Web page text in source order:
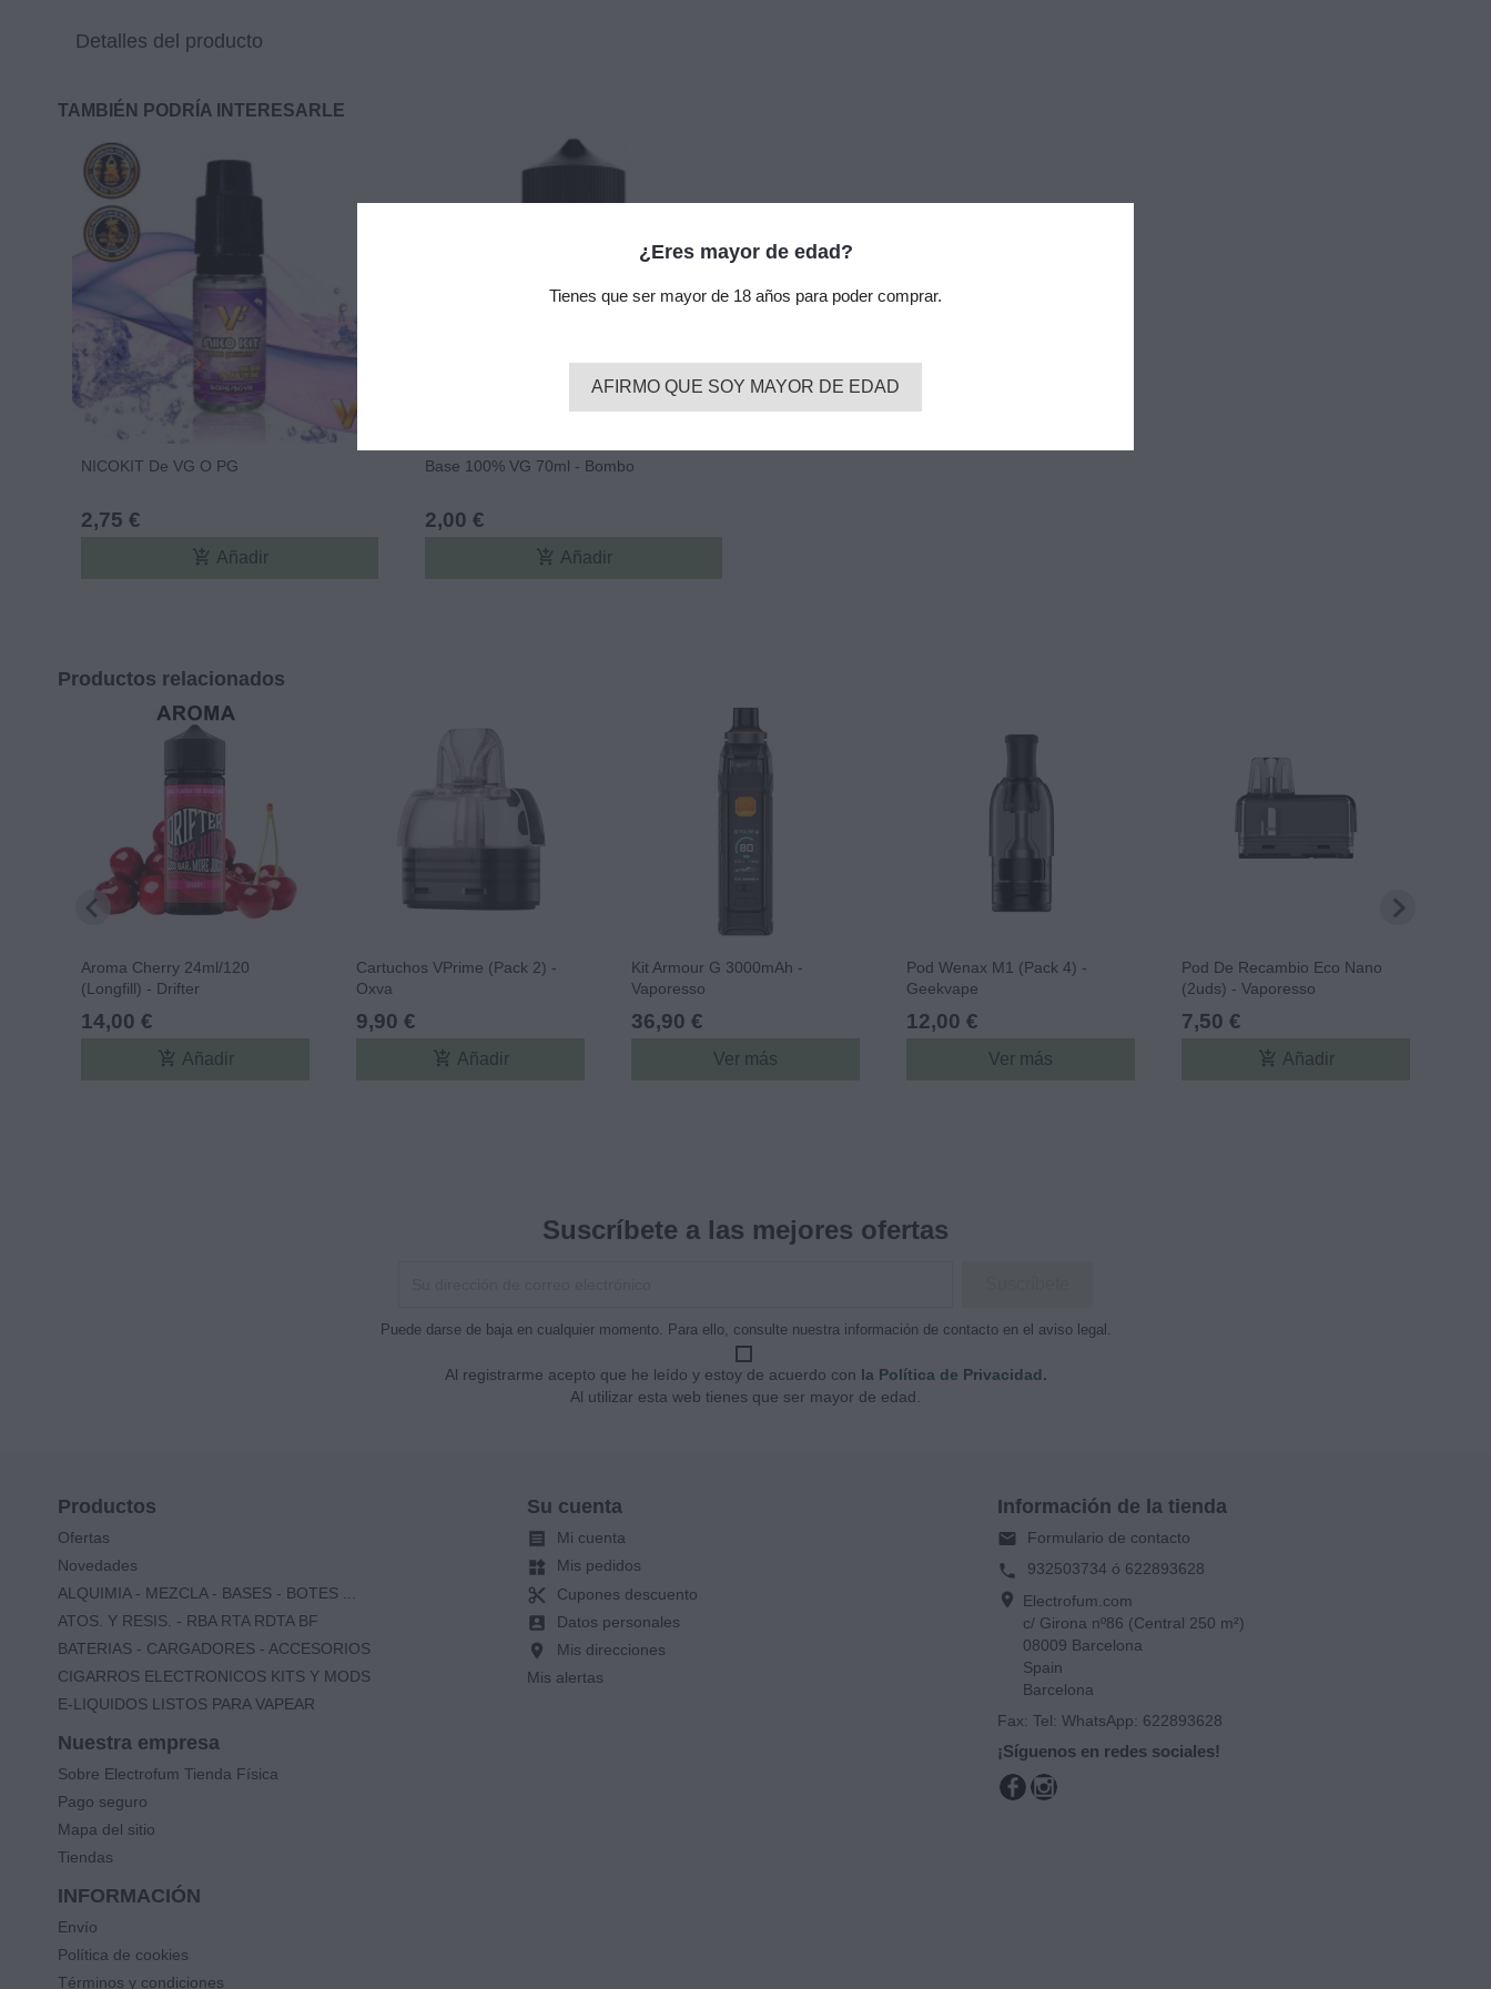
Detalles del producto
TAMBIÉN PODRÍA INTERESARLE
NICOKIT De VG O PG
2,75 €
add_shopping_cart Añadir
Base 100% VG 70ml - Bombo
2,00 €
add_shopping_cart Añadir
Productos relacionados
Aroma Cherry 24ml/120
(Longfill) - Drifter
14,00 €
add_shopping_cart Añadir
Cartuchos VPrime (Pack 2) -
Oxva
9,90 €
add_shopping_cart Añadir
Kit Armour G 3000mAh -
Vaporesso
36,90 €
Ver más
Pod Wenax M1 (Pack 4) -
Geekvape
12,00 €
Ver más
Pod De Recambio Eco Nano
(2uds) - Vaporesso
7,50 €
add_shopping_cart Añadir
Suscríbete a las mejores ofertas
Puede darse de baja en cualquier momento. Para ello, consulte nuestra información de contacto en el aviso legal.
Al registrarme acepto que he leído y estoy de acuerdo con la Política de Privacidad.
Al utilizar esta web tienes que ser mayor de edad.
Productos
Ofertas
Novedades
ALQUIMIA - MEZCLA - BASES - BOTES ...
ATOS. Y RESIS. - RBA RTA RDTA BF
BATERIAS - CARGADORES - ACCESORIOS
CIGARROS ELECTRONICOS KITS Y MODS
E-LIQUIDOS LISTOS PARA VAPEAR
Nuestra empresa
Sobre Electrofum Tienda Física
Pago seguro
Mapa del sitio
Tiendas
INFORMACIÓN
Envío
Política de cookies
Términos y condiciones
Su cuenta
 Mi cuenta
widgets Mis pedidos
content_cut Cupones descuento
account_box Datos personales
location_on
Mis direcciones
Mis alertas
Información de la tienda
email Formulario de contacto
phone 932503734 ó 622893628
location_on
Electrofum.com
c/ Girona nº86 (Central 250 m²)
08009 Barcelona
Spain
Barcelona
Fax: Tel: WhatsApp: 622893628
¡Síguenos en redes sociales!
FacebookInstagram
¿Eres mayor de edad?
Tienes que ser mayor de 18 años para poder comprar.
AFIRMO QUE SOY MAYOR DE EDAD